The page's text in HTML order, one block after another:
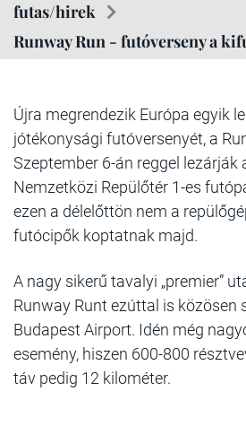
futas/hirek
Runway Run - futóverseny a
Újra megrendezik Európa egyik
jótékonysági futóversenyét, a
Szeptember 6-án reggel lezárják
Nemzetközi Repülőtér 1-es
ezen a délelőttön nem a
futócipők koptatnak majd.
A nagy sikerű tavalyi „premier”
Runway Runt ezúttal is közösen
Budapest Airport. Idén még
esemény, hiszen 600-800
táv pedig 12 kilométer.